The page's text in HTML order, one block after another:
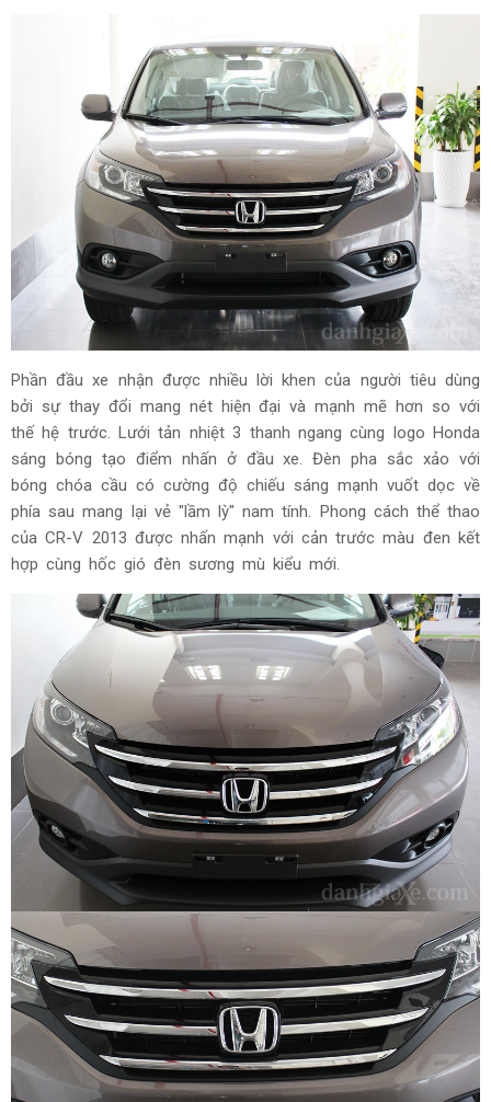
Phần đầu xe nhận được nhiều lời khen của người tiêu dùng
bởi sự thay đổi mang nét hiện đại và mạnh mẽ hơn so với
thế hệ trước. Lưới tản nhiệt 3 thanh ngang cùng logo Honda
sáng bóng tạo điểm nhấn ở đầu xe. Đèn pha sắc xảo với
bóng chóa cầu có cường độ chiếu sáng mạnh vuốt dọc về
phía sau mang lại vẻ "lầm lỳ" nam tính. Phong cách thể thao
của CR-V 2013 được nhấn mạnh với cản trước màu đen kết
hợp cùng hốc gió đèn sương mù kiểu mới.